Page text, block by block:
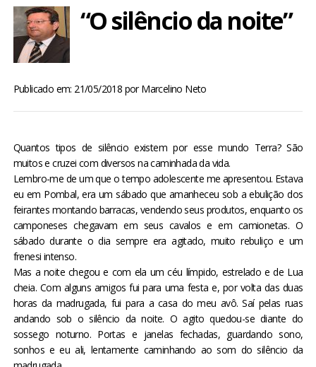
INÍCIO
POMBAL E REGIÃO
PARAÍBA
MUNDO
ESPORTES
ENTRETENIMENTO
ENQUETE
TV LPB
“O silêncio da noite”
Publicado em: 21/05/2018 porMarcelino Neto
Quantos tipos de silêncio existem por esse mundo Terra? São
muitos e cruzei com diversos na caminhada da vida.
Lembro-me de um que o tempo adolescente me apresentou. Estava
eu em Pombal, era um sábado que amanheceu sob a ebulição dos
feirantes montando barracas, vendendo seus produtos, enquanto os
camponeses chegavam em seus cavalos e em camionetas. O
sábado durante o dia sempre era agitado, muito rebuliço e um
frenesi intenso.
Mas a noite chegou e com ela um céu límpido, estrelado e de Lua
cheia. Com alguns amigos fui para uma festa e, por volta das duas
horas da madrugada, fui para a casa do meu avô. Saí pelas ruas
andando sob o silêncio da noite. O agito quedou-se diante do
sossego noturno. Portas e janelas fechadas, guardando sono,
sonhos e eu ali, lentamente caminhando ao som do silêncio da